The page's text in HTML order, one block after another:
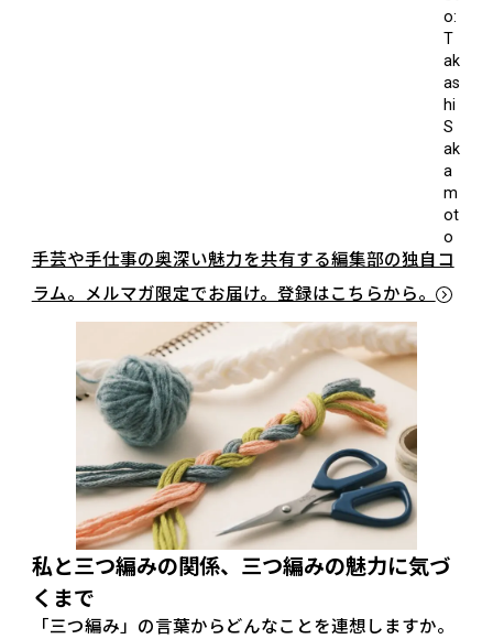
o:
T
ak
as
hi
S
ak
a
m
ot
o
手芸や手仕事の奥深い魅力を共有する編集部の独自コ
ラム。メルマガ限定でお届け。登録はこちらから。
私と三つ編みの関係、三つ編みの魅力に気づ
くまで
「三つ編み」の言葉からどんなことを連想しますか。